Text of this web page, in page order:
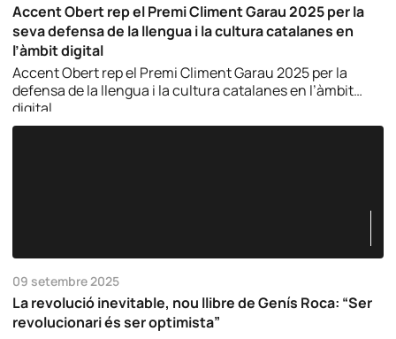
Accent Obert rep el Premi Climent Garau 2025 per la
seva defensa de la llengua i la cultura catalanes en
l’àmbit digital
Accent Obert rep el Premi Climent Garau 2025 per la
defensa de la llengua i la cultura catalanes en l’àmbit
digital.
09 setembre 2025
La revolució inevitable, nou llibre de Genís Roca: “Ser
revolucionari és ser optimista”